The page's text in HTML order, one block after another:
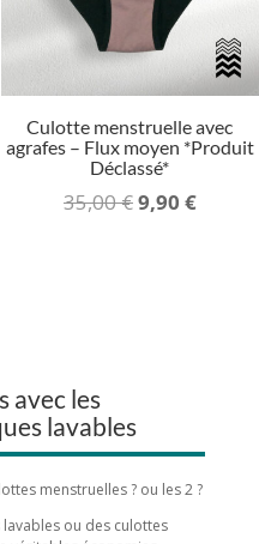
Culotte menstruelle avec
agrafes – Flux moyen *Produit
Déclassé*
35,00€Le
9,90 €Le
avec les
lavables
menstruelles ? ou les 2 ?
ou des culottes